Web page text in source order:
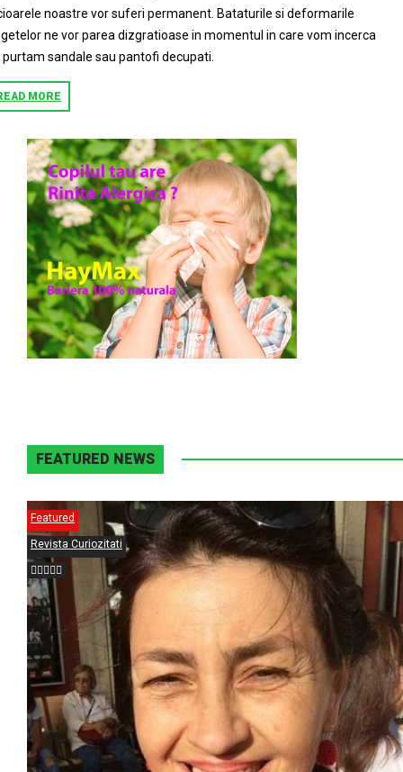
noastre vor suferi permanent. Bataturile si deformarile
ne vor parea dizgratioase in momentul in care vom incerca
purtam sandale sau pantofi decupati.
MORE
FEATURED NEWS
Featured
Revista Curiozitati